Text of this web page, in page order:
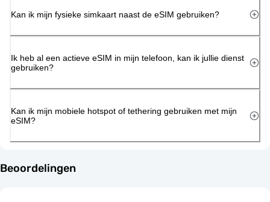
Kan ik mijn fysieke simkaart naast de eSIM gebruiken?
Ik heb al een actieve eSIM in mijn telefoon, kan ik jullie dienst
gebruiken?
Kan ik mijn mobiele hotspot of tethering gebruiken met mijn
eSIM?
Beoordelingen